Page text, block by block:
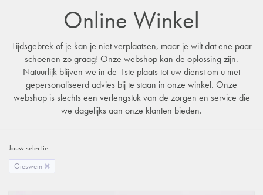
Online Winkel
Tijdsgebrek of je kan je niet verplaatsen, maar je wilt dat ene paar
schoenen zo graag! Onze webshop kan de oplossing zijn.
Natuurlijk blijven we in de 1ste plaats tot uw dienst om u met
gepersonaliseerd advies bij te staan in onze winkel. Onze
webshop is slechts een verlengstuk van de zorgen en service die
we dagelijks aan onze klanten bieden.
Jouw selectie:
Gieswein